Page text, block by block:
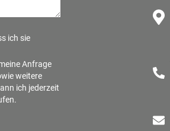
ich sie
Anfrage
weitere
ich jederzeit